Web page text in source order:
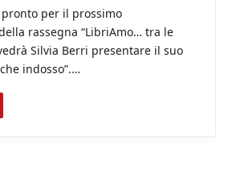
pronto per il prossimo
rassegna “LibriAmo… tra le
Silvia Berri presentare il suo
indosso”.…